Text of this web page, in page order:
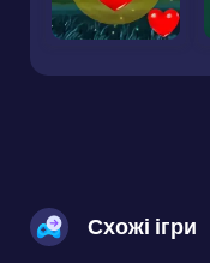
Схожі ігри